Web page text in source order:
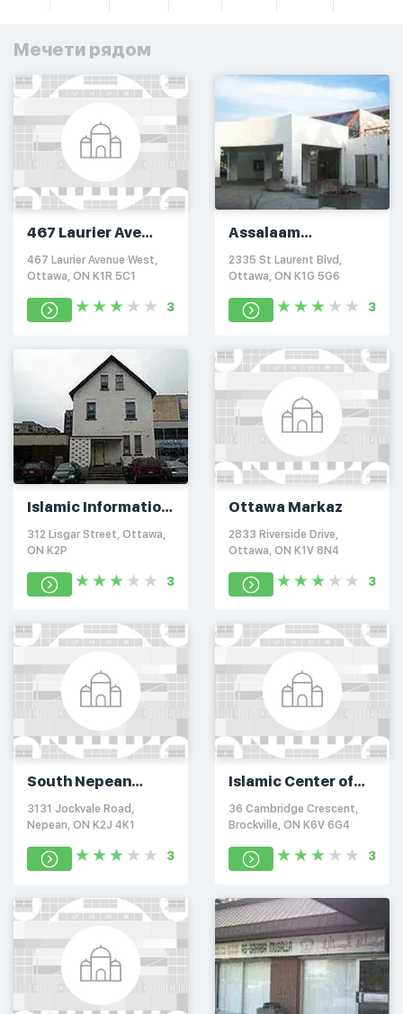
Мечети рядом
467 Laurier Ave
West Musalla
467 Laurier Avenue West,
Ottawa, ON K1R 5C1
3
Assalaam
Mosque/Ottawa
Islamic Centre
2335 St Laurent Blvd,
Ottawa, ON K1G 5G6
3
Islamic Information
Centre
312 Lisgar Street, Ottawa,
ON K2P
3
Ottawa Markaz
2833 Riverside Drive,
Ottawa, ON K1V 8N4
3
South Nepean
Muslim Community
(SNMC)
3131 Jockvale Road,
Nepean, ON K2J 4K1
3
Islamic Center of
Brockville
36 Cambridge Crescent,
Brockville, ON K6V 6G4
3